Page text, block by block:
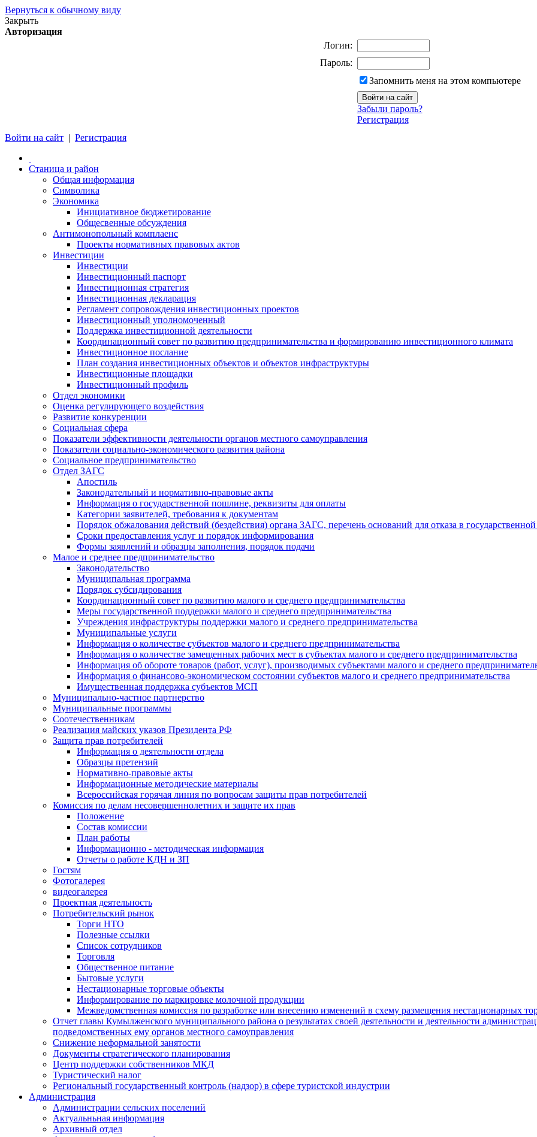
Вернуться к обычному виду
Закрыть
Авторизация
Логин:
Пароль:
Запомнить меня на этом компьютере
Забыли пароль?
Регистрация
Войти на сайт | Регистрация
Станица и район
Общая информация
Символика
Экономика
Инициативное бюджетирование
Общесвенные обсуждения
Антимонопольный комплаенс
Проекты нормативных правовых актов
Инвестиции
Инвестиции
Инвестиционный паспорт
Инвестиционная стратегия
Инвестиционная декларация
Регламент сопровождения инвестиционных проектов
Инвестиционный уполномоченный
Поддержка инвестиционной деятельности
Координационный совет по развитию предпринимательства и формированию инвестиционного климата
Инвестиционное послание
План создания инвестиционных объектов и объектов инфраструктуры
Инвестиционные площадки
Инвестиционный профиль
Отдел экономики
Оценка регулирующего воздействия
Развитие конкуренции
Социальная сфера
Показатели эффективности деятельности органов местного самоуправления
Показатели социально-экономического развития района
Социальное предпринимательство
Отдел ЗАГС
Апостиль
Законодательный и нормативно-правовые акты
Информация о государственной пошлине, реквизиты для оплаты
Категории заявителей, требования к документам
Порядок обжалования действий (бездействия) органа ЗАГС, перечень оснований для отказа в
Сроки предоставления услуг и порядок информирования
Формы заявлений и образцы заполнения, порядок подачи
Малое и среднее предпринимательство
Законодательство
Муниципальная программа
Порядок субсидирования
Координационный совет по развитию малого и среднего предпринимательства
Меры государственной поддержки малого и среднего предпринимательства
Учреждения инфраструктуры поддержки малого и среднего предпринимательства
Муниципальные услуги
Информация о количестве субъектов малого и среднего предпринимательства
Информация о количестве замещенных рабочих мест в субъектах малого и среднего предпринимательства
Информация об обороте товаров (работ, услуг), производимых субъектами малого и среднего
Информация о финансово-экономическом состоянии субъектов малого и среднего предпринимательства
Имущественная поддержка субъектов МСП
Муниципально-частное партнерство
Муниципальные программы
Соотечественникам
Реализация майских указов Президента РФ
Защита прав потребителей
Информация о деятельности отдела
Образцы претензий
Нормативно-правовые акты
Информационные методические материалы
Всероссийская горячая линия по вопросам защиты прав потребителей
Комиссия по делам несовершеннолетних и защите их прав
Положение
Состав комиссии
План работы
Информационно - методическая информация
Отчеты о работе КДН и ЗП
Гостям
Фотогалерея
видеогалерея
Проектная деятельность
Потребительский рынок
Торги НТО
Полезные ссылки
Список сотрудников
Торговля
Общественное питание
Бытовые услуги
Нестационарные торговые объекты
Информирование по маркировке молочной продукции
Межведомственная комиссия по разработке или внесению изменений в схему размещения нестационарных
Отчет главы Кумылженского муниципального района о результатах своей деятельности и деятельности
подведомственных ему органов местного самоуправления
Снижение неформальной занятости
Документы стратегического планирования
Центр поддержки собственников МКД
Туристический налог
Региональный государственный контроль (надзор) в сфере туристской индустрии
Администрация
Администрации сельских поселений
Актуальньная информация
Архивный отдел